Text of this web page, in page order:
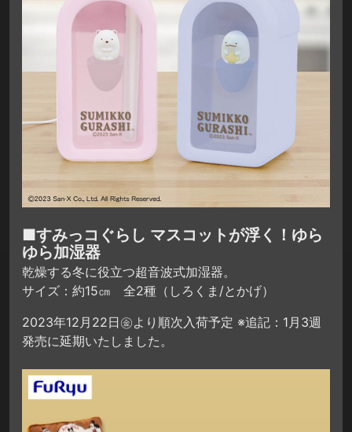
■すみっコぐらし マスコットが浮く！ゆら
ゆら加湿器
乾燥する冬に役立つ超音波式加湿器。
サイズ：約15㎝ 全2種（しろくま/とかげ）
2023年12月22日㊎より順次入荷予定 ※追記：1月3週
発売に延期いたしました。